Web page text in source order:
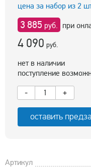
цена за набор из 2
3 885 руб. при
4 090 руб.
нет в наличии
поступление
-
+
оставить
Артикул